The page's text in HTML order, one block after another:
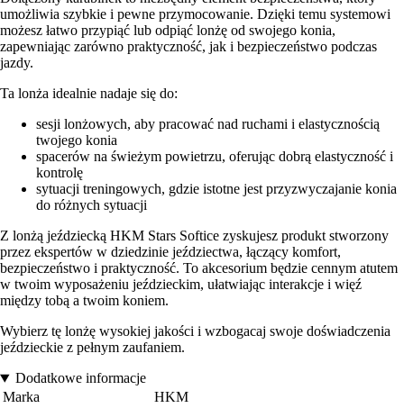
umożliwia szybkie i pewne przymocowanie. Dzięki temu systemowi
możesz łatwo przypiąć lub odpiąć lonżę od swojego konia,
zapewniając zarówno praktyczność, jak i bezpieczeństwo podczas
jazdy.
Ta lonża idealnie nadaje się do:
sesji lonżowych, aby pracować nad ruchami i elastycznością
twojego konia
spacerów na świeżym powietrzu, oferując dobrą elastyczność i
kontrolę
sytuacji treningowych, gdzie istotne jest przyzwyczajanie konia
do różnych sytuacji
Z lonżą jeździecką HKM Stars Softice zyskujesz produkt stworzony
przez ekspertów w dziedzinie jeździectwa, łączący komfort,
bezpieczeństwo i praktyczność. To akcesorium będzie cennym atutem
w twoim wyposażeniu jeździeckim, ułatwiając interakcje i więź
między tobą a twoim koniem.
Wybierz tę lonżę wysokiej jakości i wzbogacaj swoje doświadczenia
jeździeckie z pełnym zaufaniem.
Dodatkowe informacje
Marka
HKM